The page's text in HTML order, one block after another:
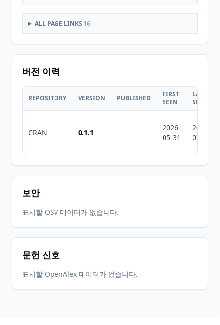
ALL PAGE LINKS 16
버전 이력
REPOSITORY VERSION PUBLISHED
FIRST
SEEN
LAST
SEEN
CRAN 0.1.1
2026-
05-31
2026-
07-10
보안
표시할 OSV 데이터가 없습니다.
문헌 신호
표시할 OpenAlex 데이터가 없습니다.